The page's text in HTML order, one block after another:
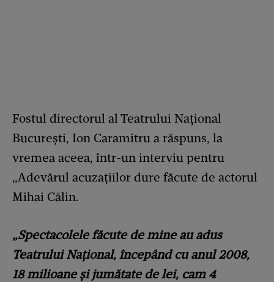
Fostul directorul al Teatrului Naţional
Bucureşti, Ion Caramitru a răspuns, la
vremea aceea, într-un interviu pentru
„Adevărul acuzaţiilor dure făcute de actorul
Mihai Călin.
„Spectacolele făcute de mine au adus
Teatrului Naţional, începând cu anul 2008,
18 milioane şi jumătate de lei, cam 4